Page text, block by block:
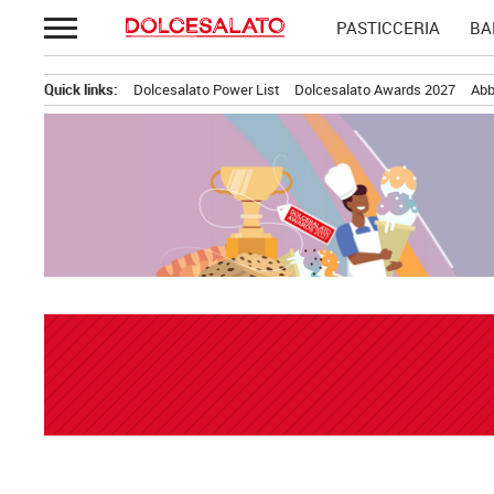
Passa
al
PASTICCERIA
Quick links: Dolcesalato Power List Dolcesalato Awards 2027